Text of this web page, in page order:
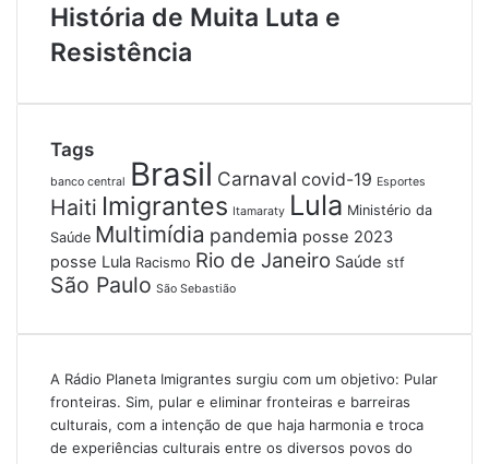
História de Muita Luta e
Resistência
Tags
banco central Brasil Carnaval covid-19 Esportes
Haiti Imigrantes Itamaraty Lula Ministério da
Saúde Multimídia pandemia posse 2023
posse Lula Racismo Rio de Janeiro Saúde stf
São Paulo São Sebastião
A Rádio Planeta Imigrantes surgiu com um objetivo: Pular
fronteiras. Sim, pular e eliminar fronteiras e barreiras
culturais, com a intenção de que haja harmonia e troca
de experiências culturais entre os diversos povos do